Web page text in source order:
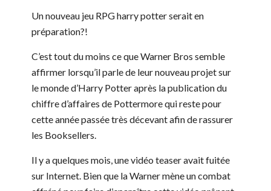
Un nouveau jeu RPG harry potter serait en
préparation?!
C’est tout du moins ce que Warner Bros semble
affirmer lorsqu’il parle de leur nouveau projet sur
le monde d’Harry Potter après la publication du
chiffre d’affaires de Pottermore qui reste pour
cette année passée très décevant afin de rassurer
les Booksellers.
Il y a quelques mois, une vidéo teaser avait fuitée
sur Internet. Bien que la Warner mène un combat